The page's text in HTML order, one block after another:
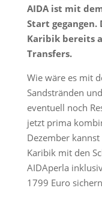
AIDA ist mit
Start gegangen.
Karibik bereits
Transfers.
Wie wäre es mit
Sandstränden
eventuell noch
jetzt prima
Dezember
Karibik mit den
AIDAperla
1799 Euro